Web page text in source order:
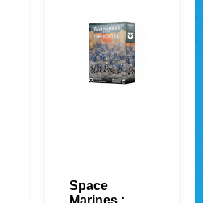
Space
Marines :